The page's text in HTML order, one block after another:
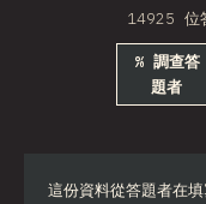
South
14925 位
% 調查答
題者
這份資料從答題者在